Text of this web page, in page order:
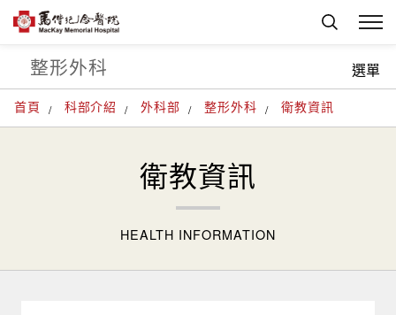
首頁 科部介紹 外科部 整形外科 衛教資訊
整形外科 選單
衛教資訊
HEALTH INFORMATION